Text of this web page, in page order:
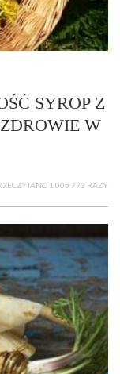
SYROP Z
W
1 005 773 RAZY